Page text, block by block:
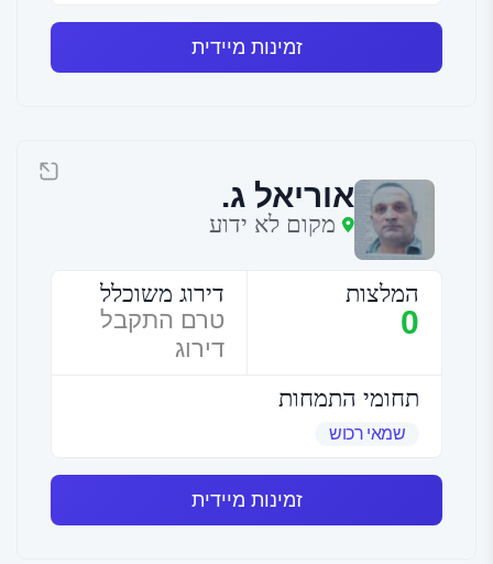
זמינות מיידית
אוריאל ג.
מקום לא ידוע
המלצות
0
דירוג משוכלל
טרם התקבל
דירוג
תחומי התמחות
שמאי רכוש
זמינות מיידית